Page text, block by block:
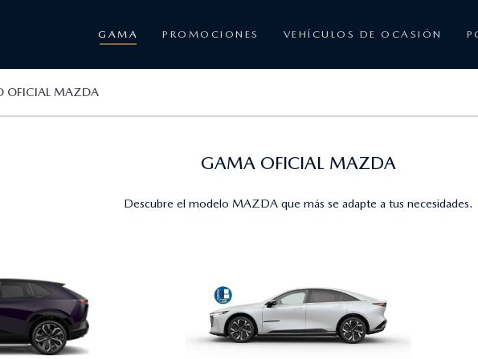
GAMA PROMOCIONES VEHÍCULOS DE OCASIÓN
OFICIAL MAZDA
GAMA OFICIAL MAZDA
Descubre el modelo MAZDA que más se adapte a tus necesidades.